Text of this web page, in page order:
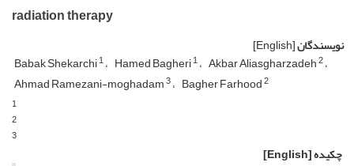
radiation therapy
نویسندگان[English]
Babak Shekarchi1 Hamed Bagheri1 Akbar Aliasgharzadeh2
Ahmad Ramezani-moghadam3 Bagher Farhood2
1
2
3
چکیده[English]